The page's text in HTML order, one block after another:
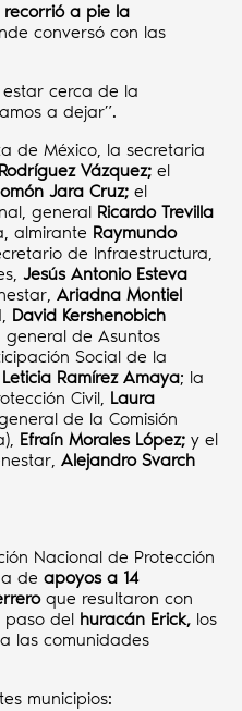
recorrió a pie la
conversó con las
estar cerca de la
a dejar”.
de México, la secretaria
Vázquez; el
Jara Cruz; el
general Ricardo Trevilla
almirante Raymundo
de Infraestructura,
Jesús Antonio Esteva
Ariadna Montiel
David Kershenobich
de Asuntos
Social de la
Leticia Ramírez Amaya; la
Civil, Laura
de la Comisión
Efraín Morales López; y el
Alejandro Svarch
Nacional de Protección
de apoyos a 14
que resultaron con
paso del huracán Erick, los
las comunidades
municipios: